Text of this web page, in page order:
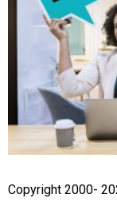
Copyright 2000-